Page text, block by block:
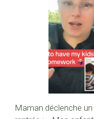
Maman déclenche